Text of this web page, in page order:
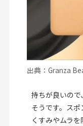
出典：Granza
持ちが良いの
そうです。ス
くすみやムラ